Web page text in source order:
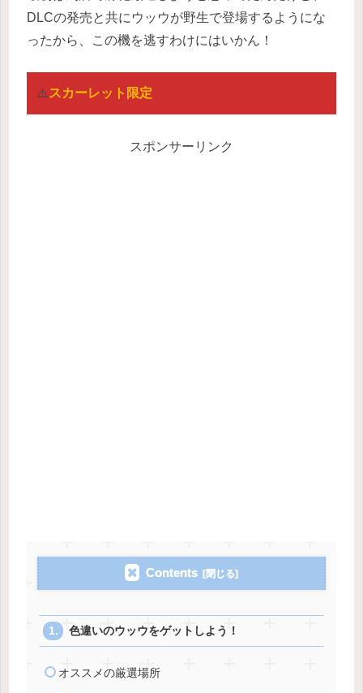
DLCの発売と共にウッウが野生で登場するようにな
ったから、この機を逃すわけにはいかん！
⚠️スカーレット限定
スポンサーリンク
Contents
色違いのウッウをゲットしよう！
オススメの厳選場所